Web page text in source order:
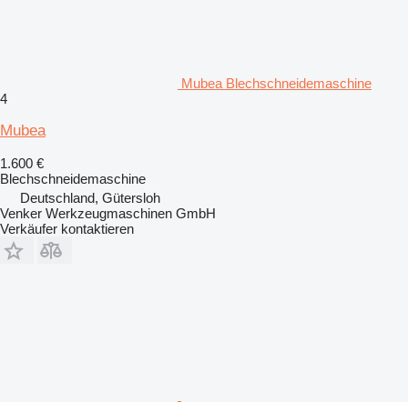
Mubea Blechschneidemaschine
4
Mubea
1.600 €
Blechschneidemaschine
Deutschland, Gütersloh
Venker Werkzeugmaschinen GmbH
Verkäufer kontaktieren